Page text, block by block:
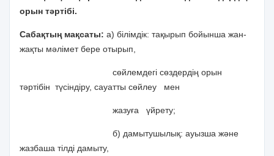
орын тәртібі.
Сабақтың мақсаты: а) білімдік: тақырып бойынша жан-
жақты мәлімет бере отырып,
сөйлемдегі сөздердің орын
тәртібін түсіндіру, сауатты сөйлеу мен
жазуға үйрету;
б) дамытушылық: ауызша және
жазбаша тілді дамыту,